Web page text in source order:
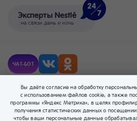
Эксперты Nestlé
на связи день и ночь
ЧАТ-БОТ
© Компания Nestlé, 2026 г. Все права защищены.
® Владелец товарных знаков: Société des
Вы даёте согласие на обработку
с использованием файлов cookie, а также
программы «Яндекс Метрика», в целях
получения статистических данных о
чтобы ваши персональные данные